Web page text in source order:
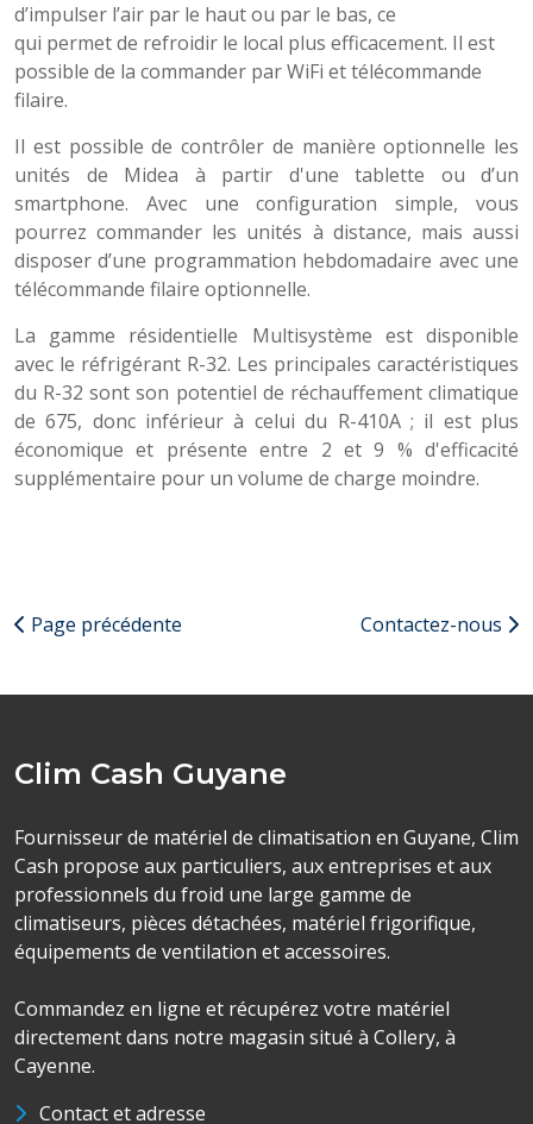
d’impulser l’air par le haut ou par le bas, ce
qui permet de refroidir le local plus efficacement. Il est
possible de la commander par WiFi et télécommande
filaire.
Il est possible de contrôler de manière optionnelle les
unités de Midea à partir d'une tablette ou d’un
smartphone. Avec une configuration simple, vous
pourrez commander les unités à distance, mais aussi
disposer d’une programmation hebdomadaire avec une
télécommande filaire optionnelle.
La gamme résidentielle Multisystème est disponible
avec le réfrigérant R-32. Les principales caractéristiques
du R-32 sont son potentiel de réchauffement climatique
de 675, donc inférieur à celui du R-410A ; il est plus
économique et présente entre 2 et 9 % d'efficacité
supplémentaire pour un volume de charge moindre.
Page précédente Contactez-nous
Clim Cash Guyane
Fournisseur de matériel de climatisation en Guyane, Clim
Cash propose aux particuliers, aux entreprises et aux
professionnels du froid une large gamme de
climatiseurs, pièces détachées, matériel frigorifique,
équipements de ventilation et accessoires.
Commandez en ligne et récupérez votre matériel
directement dans notre magasin situé à Collery, à
Cayenne.
Contact et adresse